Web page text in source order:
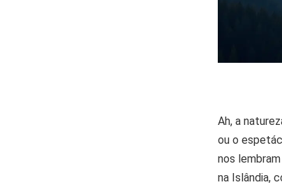
Ah, a
ou o
nos
na Islândia,